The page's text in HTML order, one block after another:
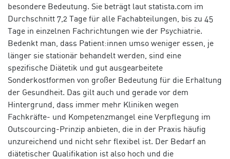
besondere Bedeutung. Sie beträgt laut statista.com im
Durchschnitt 7,2 Tage für alle Fachabteilungen, bis zu 45
Tage in einzelnen Fachrichtungen wie der Psychiatrie.
Bedenkt man, dass Patient:innen umso weniger essen, je
länger sie stationär behandelt werden, sind eine
spezifische Diätetik und gut ausgearbeitete
Sonderkostformen von großer Bedeutung für die Erhaltung
der Gesundheit. Das gilt auch und gerade vor dem
Hintergrund, dass immer mehr Kliniken wegen
Fachkräfte- und Kompetenzmangel eine Verpflegung im
Outscourcing-Prinzip anbieten, die in der Praxis häufig
unzureichend und nicht sehr flexibel ist. Der Bedarf an
diätetischer Qualifikation ist also hoch und die